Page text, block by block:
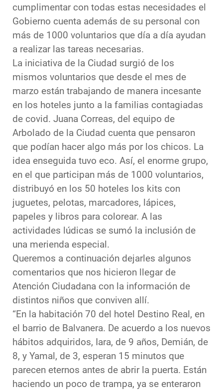
cumplimentar con todas estas necesidades el
Gobierno cuenta además de su personal con
más de 1000 voluntarios que día a día ayudan
a realizar las tareas necesarias.
La iniciativa de la Ciudad surgió de los
mismos voluntarios que desde el mes de
marzo están trabajando de manera incesante
en los hoteles junto a la familias contagiadas
de covid. Juana Correas, del equipo de
Arbolado de la Ciudad cuenta que pensaron
que podían hacer algo más por los chicos. La
idea enseguida tuvo eco. Así, el enorme grupo,
en el que participan más de 1000 voluntarios,
distribuyó en los 50 hoteles los kits con
juguetes, pelotas, marcadores, lápices,
papeles y libros para colorear. A las
actividades lúdicas se sumó la inclusión de
una merienda especial.
Queremos a continuación dejarles algunos
comentarios que nos hicieron llegar de
Atención Ciudadana con la información de
distintos niños que conviven allí.
“En la habitación 70 del hotel Destino Real, en
el barrio de Balvanera. De acuerdo a los nuevos
hábitos adquiridos, Iara, de 9 años, Demián, de
8, y Yamal, de 3, esperan 15 minutos que
parecen eternos antes de abrir la puerta. Están
haciendo un poco de trampa, ya se enteraron